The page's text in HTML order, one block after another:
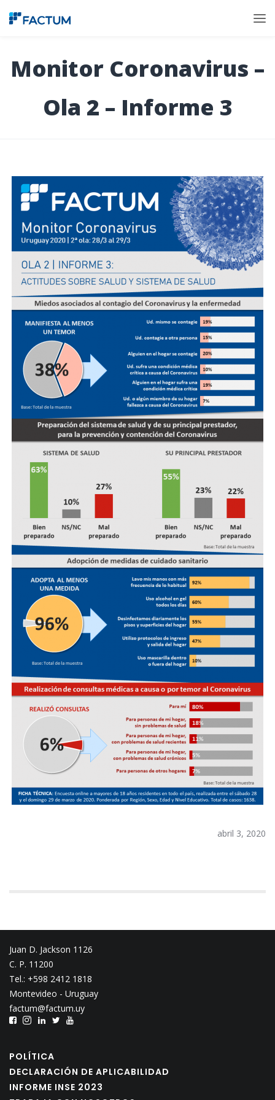
Monitor Coronavirus –
Ola 2 – Informe 3
abril 3, 2020
Juan D. Jackson 1126
C. P. 11200
Tel.: +598 2412 1818
Montevideo - Uruguay
factum@factum.uy
POLÍTICA
DECLARACIÓN DE APLICABILIDAD
INFORME INSE 2023